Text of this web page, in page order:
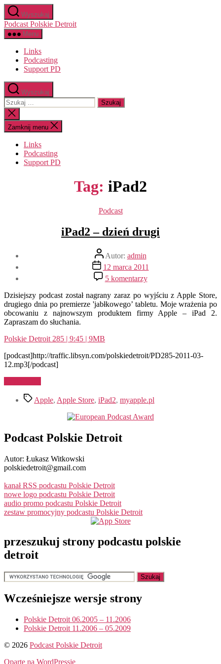
Przejdź
do
treści
Wyszukaj
Podcast Polskie Detroit
Menu
Links
Podcasting
Support PD
Wyszukaj
Szukaj:
Zamknij
wyszukiwanie
Zamknij menu
Links
Podcasting
Support PD
Tag: iPad2
Kategorie
Podcast
iPad2 – dzień drugi
Autor
wpisu
Autor: admin
Data
wpisu
12 marca 2011
5 komentarzydo
iPad2
–
dzień
drugi
Dzisiejszy podcast został nagrany zaraz po wyjściu z Apple Store,
drugiego dnia po premierze 'jabłkowego’ tabletu. Moje wrażenia po
obcowaniu z najnowszym produktem firmy Apple – iPad 2.
Zapraszam do słuchania.
Polskie Detroit 285 | 9:45 | 9MB
[podcast]http://traffic.libsyn.com/polskiedetroit/PD285-2011-03-
12.mp3[/podcast]
dzień
TagiApple, Apple Store, iPad2, myapple.pl
Podcast Polskie Detroit
Autor: Łukasz Witkowski
polskiedetroit@gmail.com
kanał RSS podcastu Polskie Detroit
nowe logo podcastu Polskie Detroit
audio promo podcastu Polskie Detroit
zestaw promocyjny podcastu Polskie Detroit
przeszukuj strony podcastu polskie
detroit
Wcześniejsze wersje strony
Polskie Detroit 06.2005 – 11.2006
Polskie Detroit 11.2006 – 05.2009
© 2026 Podcast Polskie Detroit
Oparte na WordPressie